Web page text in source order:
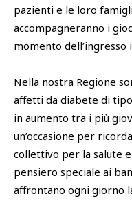
pazienti e le loro
accompagneranno i
momento dell’ingresso
Nella nostra Regione
affetti da diabete di
in aumento tra i più
un’occasione per
collettivo per la salute
pensiero speciale ai
affrontano ogni giorno